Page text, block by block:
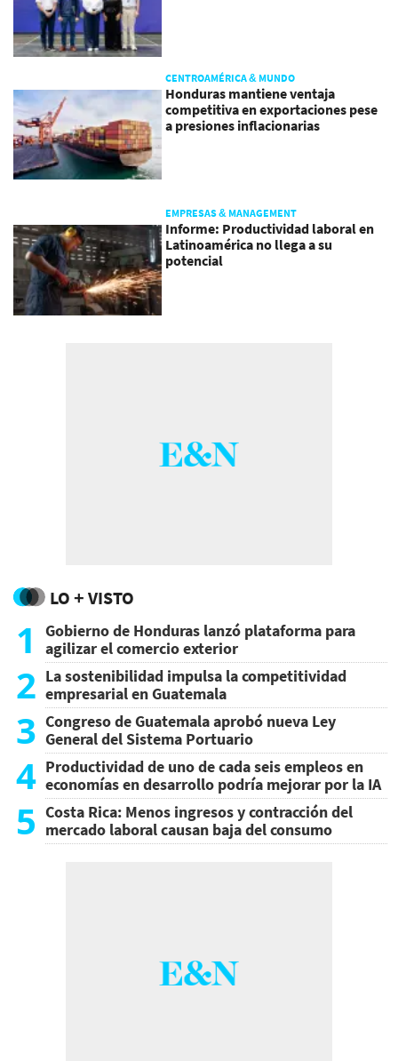
CENTROAMÉRICA & MUNDO
Honduras mantiene ventaja
competitiva en exportaciones pese
a presiones inflacionarias
EMPRESAS & MANAGEMENT
Informe: Productividad laboral en
Latinoamérica no llega a su
potencial
LO + VISTO
1
Gobierno de Honduras lanzó plataforma para
agilizar el comercio exterior
2 La sostenibilidad impulsa la competitividad
empresarial en Guatemala
3 Congreso de Guatemala aprobó nueva Ley
General del Sistema Portuario
4 Productividad de uno de cada seis empleos en
economías en desarrollo podría mejorar por la IA
5 Costa Rica: Menos ingresos y contracción del
mercado laboral causan baja del consumo